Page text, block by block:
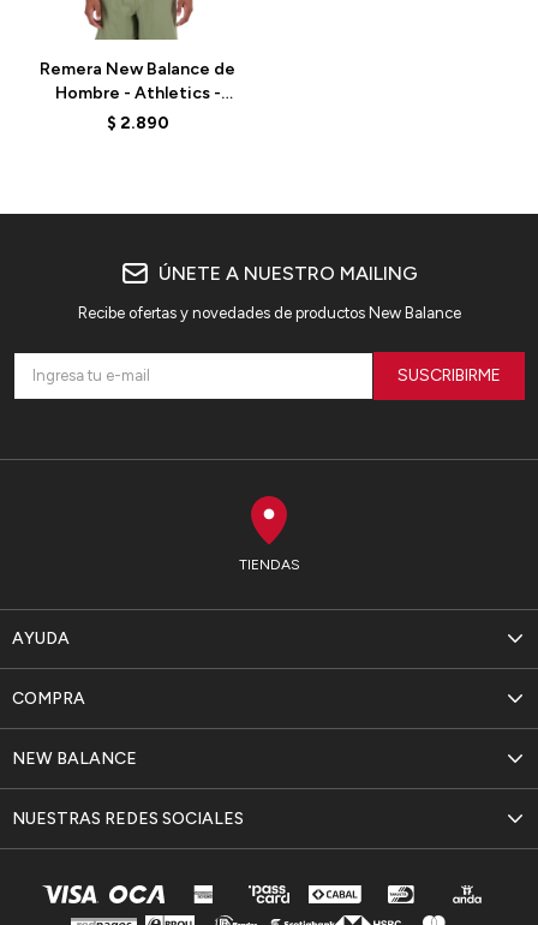
Remera New Balance de
Hombre - Athletics -
MT41281BK - BLACK
$ 2.890
Talle
TIENDAS
AYUDA
NEW BALANCE
COMPRA
NUESTRAS REDES SOCIALES
ÚNETE A NUESTRO MAILING
Recibe ofertas y novedades de productos New Balance
SUSCRIBIRME